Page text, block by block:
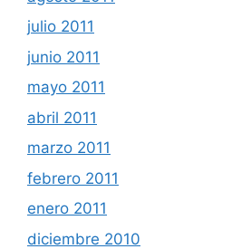
julio 2011
junio 2011
mayo 2011
abril 2011
marzo 2011
febrero 2011
enero 2011
diciembre 2010